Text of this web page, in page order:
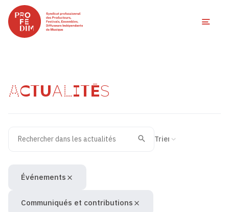
ACTUALITÉS
Recherche
Valider
Événements
Communiqués et contributions